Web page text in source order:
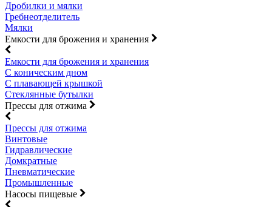
Дробилки и мялки
Гребнеотделитель
Мялки
Емкости для брожения и хранения
Емкости для брожения и хранения
С коническим дном
С плавающей крышкой
Стеклянные бутылки
Прессы для отжима
Прессы для отжима
Винтовые
Гидравлические
Домкратные
Пневматические
Промышленные
Насосы пищевые